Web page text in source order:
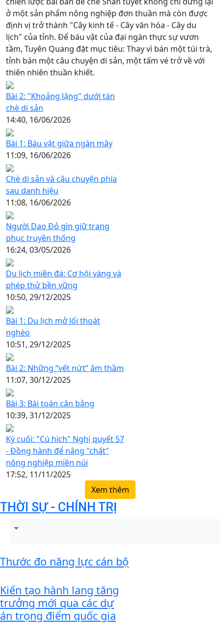
ở một sản phẩm nông nghiệp đơn thuần mà còn được
định vị trở thành "Cây kinh tế - Cây văn hóa - Cây du
lịch" của tỉnh. Để báu vật của đại ngàn thực sự vươn
tầm, Tuyên Quang đặt mục tiêu: Thay vì bán một túi trà,
tỉnh bán một câu chuyện di sản, một tấm vé trở về với
thiên nhiên thuần khiết.
Bài 2: "Khoảng lặng" dưới tán
chè di sản
14:40, 16/06/2026
Bài 1: Báu vật giữa ngàn mây
11:09, 16/06/2026
Chè di sản và câu chuyện phía
sau danh hiệu
11:08, 16/06/2026
Người Dao Đỏ gìn giữ trang
phục truyền thống
16:24, 03/05/2026
Du lịch miền đá: Cơ hội vàng và
phép thử bền vững
10:50, 29/12/2025
Bài 1: Du lịch mở lối thoát
nghèo
10:51, 29/12/2025
Bài 2: Những “vết nứt” âm thầm
11:07, 30/12/2025
Bài 3: Bài toán cân bằng
10:39, 31/12/2025
Kỳ cuối: "Cú hích" Nghị quyết 57
- Đồng hành để nâng "chất"
nông nghiệp miền núi
17:52, 11/11/2025
Xem thêm
THỜI SỰ - CHÍNH TRỊ
Thước đo năng lực cán bộ
Kiến tạo hành lang tăng
trưởng mới qua các dự
án trọng điểm quốc gia